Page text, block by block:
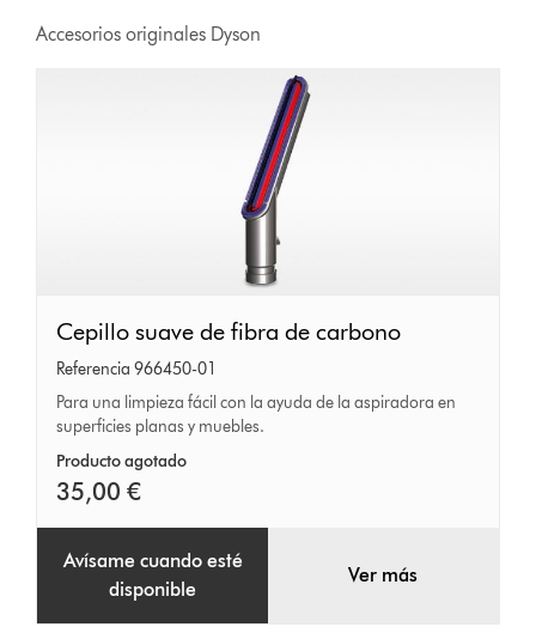
Accesorios originales Dyson
Cepillo
suave
de
fibra
de
carbono
Cepillo suave de fibra de carbono
Referencia 966450-01
Para una limpieza fácil con la ayuda de la aspiradora en
superficies planas y muebles.
Producto agotado
35,00 €
Avísame cuando esté
disponible
Ver más